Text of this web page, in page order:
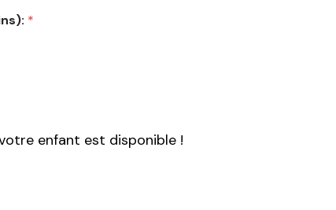
*
enfant est disponible !